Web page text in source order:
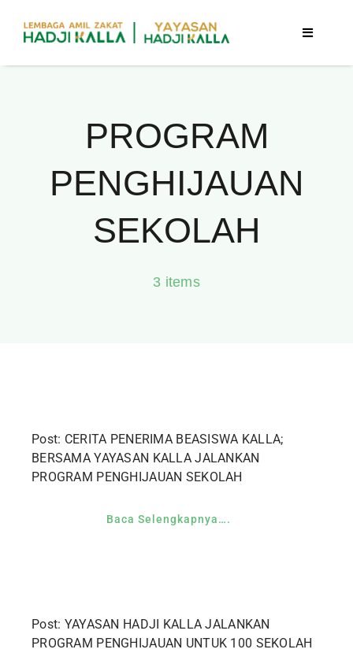
content
Toggle
Program
PROGRAM
PENGHIJAUAN
SEKOLAH
3 items
Post: CERITA PENERIMA BEASISWA KALLA;
BERSAMA YAYASAN KALLA JALANKAN
PROGRAM PENGHIJAUAN SEKOLAH
Baca Selengkapnya….
Post: YAYASAN HADJI KALLA JALANKAN
PROGRAM PENGHIJAUAN UNTUK 100 SEKOLAH